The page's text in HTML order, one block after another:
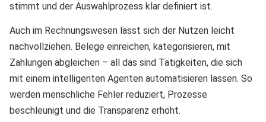
stimmt und der Auswahlprozess klar definiert ist.
Auch im Rechnungswesen lässt sich der Nutzen leicht
nachvollziehen. Belege einreichen, kategorisieren, mit
Zahlungen abgleichen – all das sind Tätigkeiten, die sich
mit einem intelligenten Agenten automatisieren lassen. So
werden menschliche Fehler reduziert, Prozesse
beschleunigt und die Transparenz erhöht.